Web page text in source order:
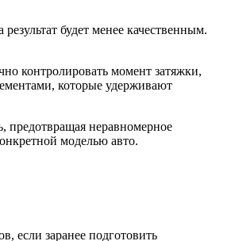
будет менее качественным.
контролировать момент затяжки,
которые удерживают
предотвращая неравномерное
моделью авто.
если заранее подготовить